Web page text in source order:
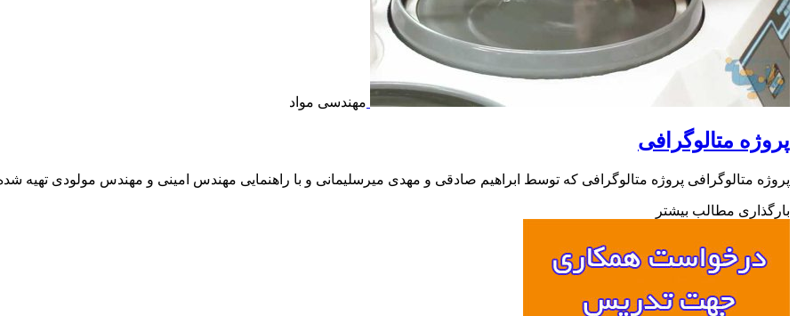
مهندسی مواد
پروژه متالوگرافی
پروژه متالوگرافی پروژه متالوگرافی که توسط ابراهیم صادقی و مهدی میرسلیمانی و با راهنمایی مهندس امینی و مهندس مولودی تهیه
بارگذاری مطالب بیشتر